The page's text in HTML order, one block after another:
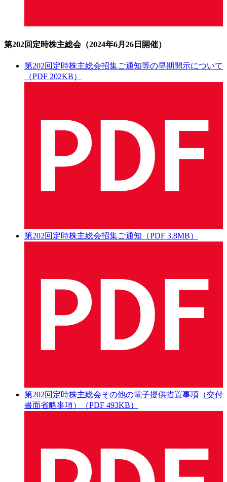
第202回定時株主総会（2024年6月26日開催）
第202回定時株主総会招集ご通知等の早期開示について
（PDF 202KB）
第202回定時株主総会招集ご通知（PDF 3.8MB）
第202回定時株主総会その他の電子提供措置事項（交付
書面省略事項）（PDF 493KB）